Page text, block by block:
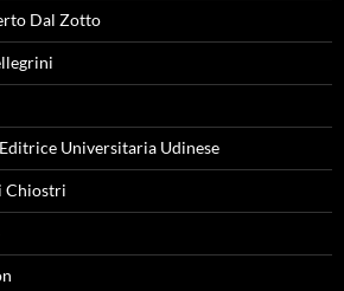
Dal Zotto
Universitaria Udinese
Chiostri